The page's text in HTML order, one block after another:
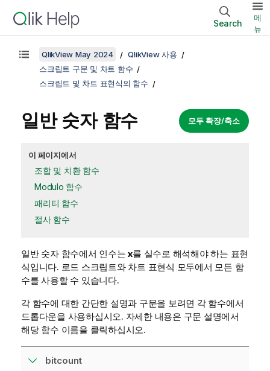
Search
메
뉴
QlikView May 2024
QlikView 사용
스크립트 구문 및 차트 함수
스크립트 및 차트 표현식의 함수
모두 확장/축소
일반 숫자 함수
이 페이지에서
조합 및 치환 함수
Modulo 함수
패리티 함수
절사 함수
일반 숫자 함수에서 인수는x를 실수로 해석해야 하는 표현
식입니다. 로드 스크립트와 차트 표현식 모두에서 모든 함
수를 사용할 수 있습니다.
각 함수에 대한 간단한 설명과 구문을 보려면 각 함수에서
드롭다운을 사용하십시오. 자세한 내용은 구문 설명에서
해당 함수 이름을 클릭하십시오.
bitcount